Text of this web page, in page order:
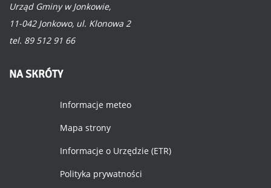
Urząd Gminy w Jonkowie,
11-042 Jonkowo, ul. Klonowa 2
tel. 89 512 91 66
NASKRÓTY
Informacje meteo
Mapa strony
Informacje o Urzędzie (ETR)
Polityka prywatności